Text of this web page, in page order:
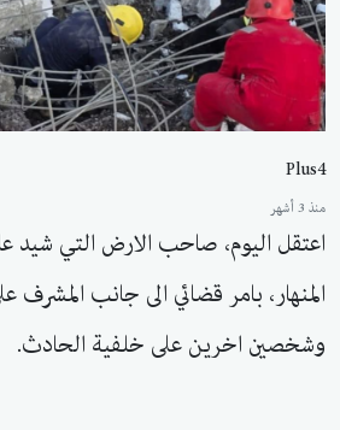
Plus4
منذ 3 أشهر
اعتقل اليوم، صاحب الارض التي شيد
المنهار، بامر قضائي الى جانب المشرف
وشخصين اخرين على خلفية الحادث.